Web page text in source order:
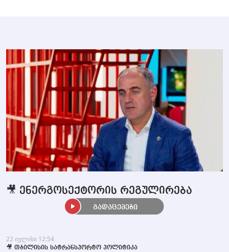
22 ივლისი 12:54
🎥 თბილისის სატრანსპორტო პოლიტიკა
🎥 ენერგოსექტორის რეგულირება
გადაცემები